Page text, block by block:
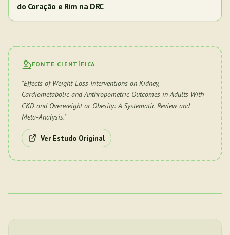
do Coração e Rim na DRC
FONTE CIENTÍFICA
"Effects of Weight-Loss Interventions on Kidney,
Cardiometabolic and Anthropometric Outcomes in Adults With
CKD and Overweight or Obesity: A Systematic Review and
Meta-Analysis."
Ver Estudo Original